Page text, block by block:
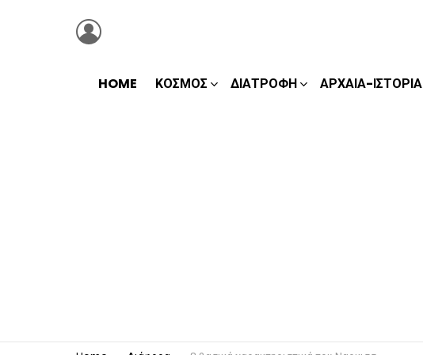
HOME ΚΌΣΜΟΣ ΔΙΑΤΡΟΦΉ ΑΡΧΑΊΑ-ΙΣΤΟΡΊΑ